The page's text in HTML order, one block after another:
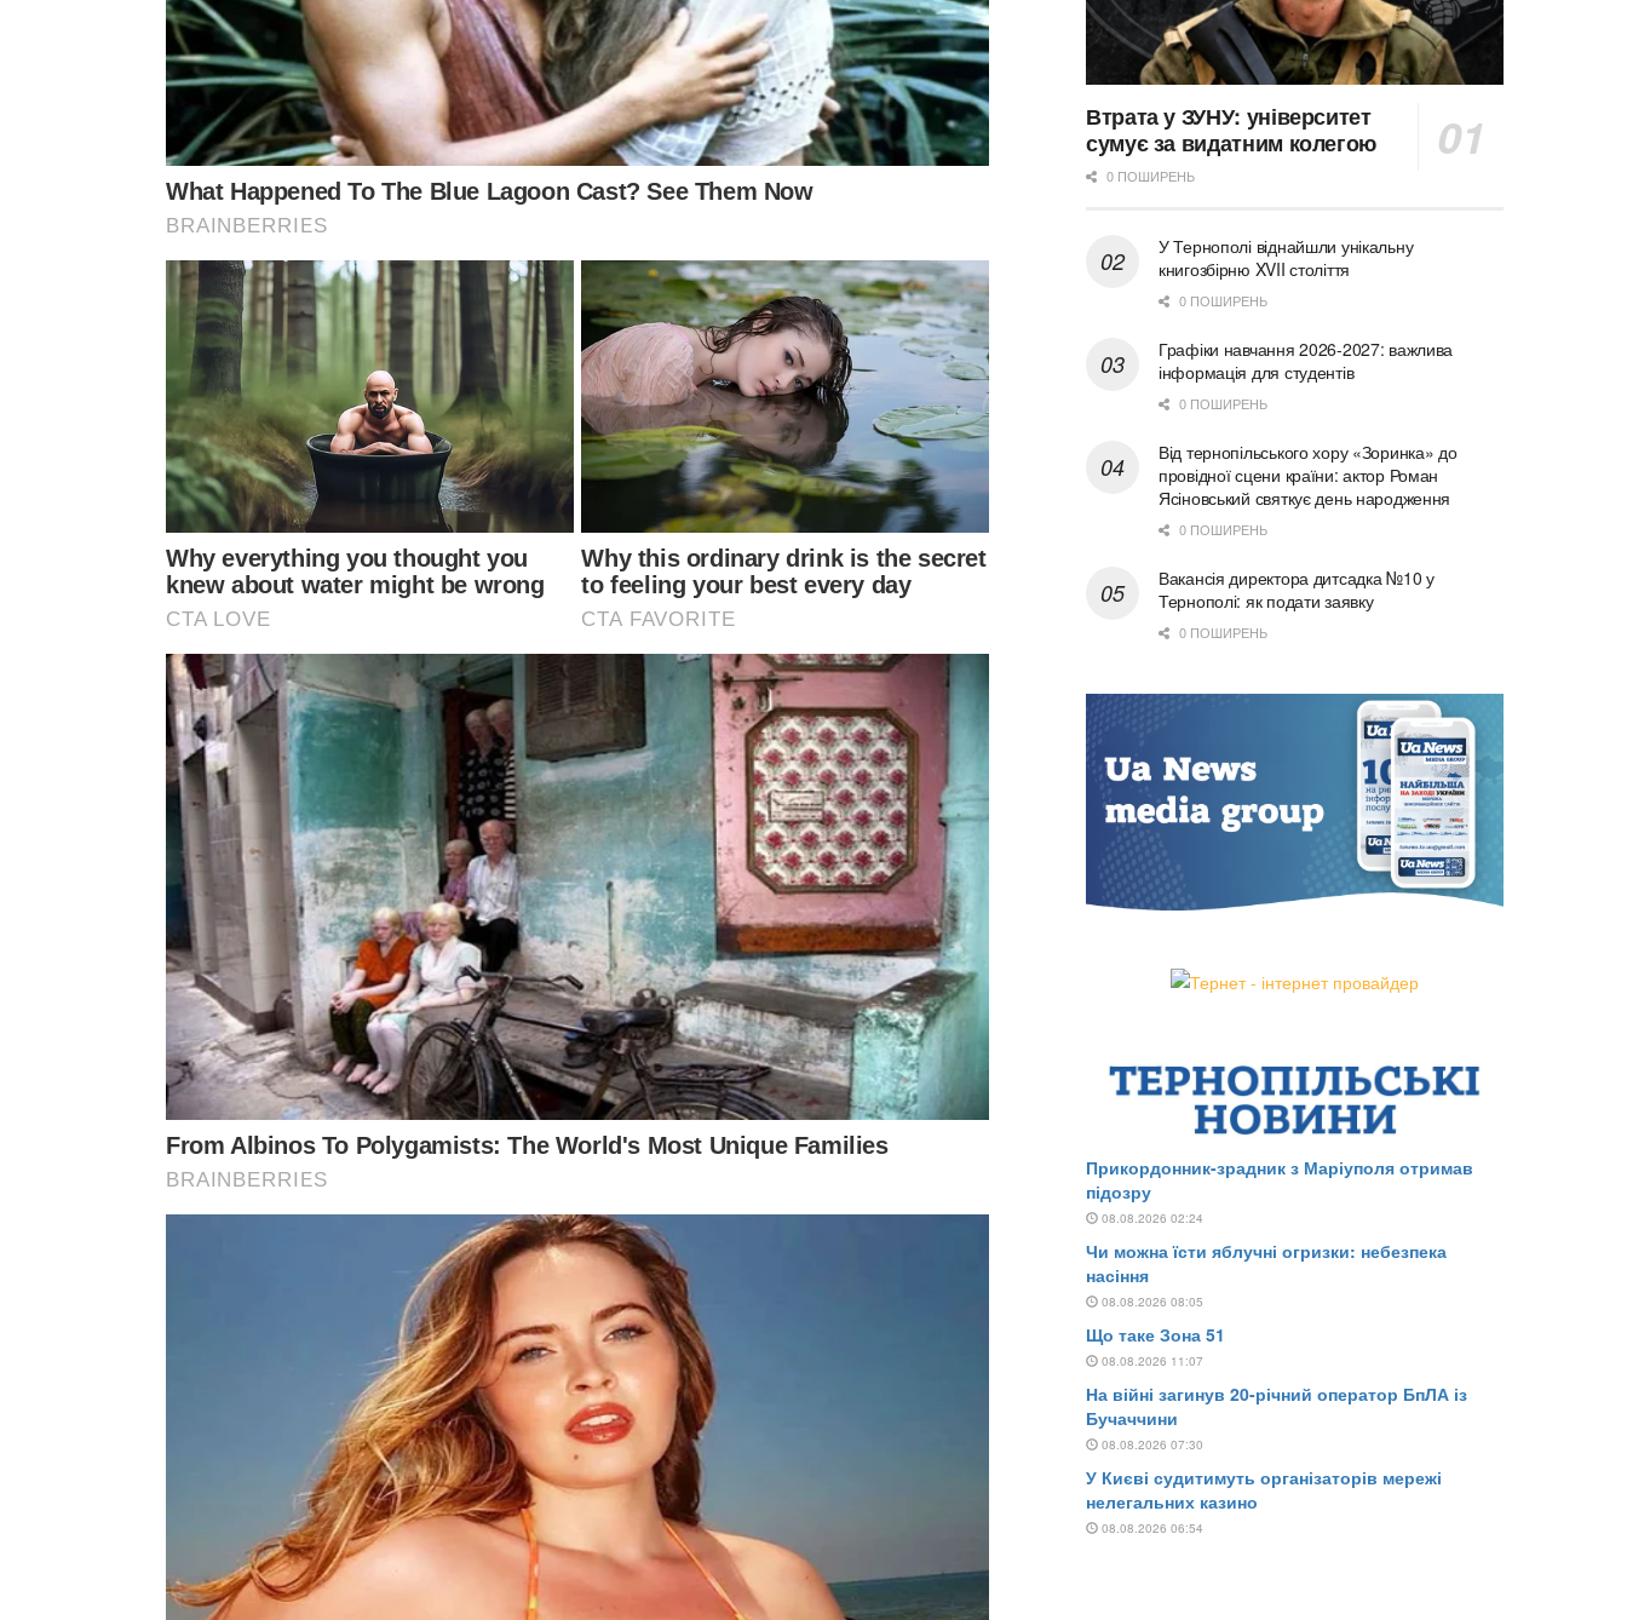
Втрата у ЗУНУ: університет
сумує за видатним колегою
0 ПОШИРЕНЬ
У Тернополі віднайшли унікальну
книгозбірню XVII століття
0 ПОШИРЕНЬ
Графіки навчання 2026-2027: важлива
інформація для студентів
0 ПОШИРЕНЬ
Від тернопільського хору «Зоринка» до
провідної сцени країни: актор Роман
Ясіновський святкує день народження
0 ПОШИРЕНЬ
Вакансія директора дитсадка №10 у
Тернополі: як подати заявку
0 ПОШИРЕНЬ